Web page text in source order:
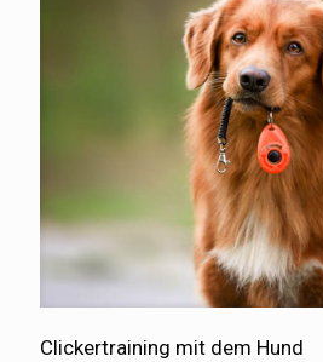
Clickertraining mit dem Hund